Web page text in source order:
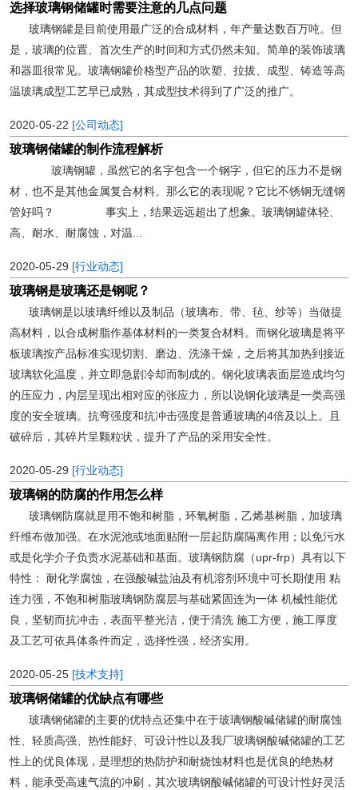
选择玻璃钢储罐时需要注意的几点问题
玻璃钢罐是目前使用最广泛的合成材料，年产量达数百万吨。但
是，玻璃的位置、首次生产的时间和方式仍然未知。简单的装饰玻璃
和器皿很常见。玻璃钢罐价格型产品的吹塑、拉拔、成型、铸造等高
温玻璃成型工艺早已成熟，其成型技术得到了广泛的推广。
2020-05-22 [公司动态]
玻璃钢储罐的制作流程解析
玻璃钢罐，虽然它的名字包含一个钢字，但它的压力不是钢
材，也不是其他金属复合材料。那么它的表现呢？它比不锈钢无缝钢
管好吗？ 事实上，结果远远超出了想象。玻璃钢罐体轻、
高、耐水、耐腐蚀，对温...
2020-05-29 [行业动态]
玻璃钢是玻璃还是钢呢？
玻璃钢是以玻璃纤维以及制品（玻璃布、带、毡、纱等）当做提
高材料，以合成树脂作基体材料的一类复合材料。而钢化玻璃是将平
板玻璃按产品标准实现切割、磨边、洗涤干燥，之后将其加热到接近
玻璃软化温度，并立即急剧冷却而制成的。钢化玻璃表面层造成均匀
的压应力，内层呈现出相对应的张应力，所以说钢化玻璃是一类高强
度的安全玻璃。抗弯强度和抗冲击强度是普通玻璃的4倍及以上。且
破碎后，其碎片呈颗粒状，提升了产品的采用安全性。
2020-05-29 [行业动态]
玻璃钢的防腐的作用怎么样
玻璃钢防腐就是用不饱和树脂，环氧树脂，乙烯基树脂，加玻璃
纤维布做加强。在水泥池或地面贴附一层起防腐隔离作用；以免污水
或是化学介子负责水泥基础和基面。玻璃钢防腐（upr-frp）具有以下
特性： 耐化学腐蚀，在强酸碱盐油及有机溶剂环境中可长期使用 粘
连力强，不饱和树脂玻璃钢防腐层与基础紧固连为一体 机械性能优
良，坚韧而抗冲击，表面平整光洁，便于清洗 施工方便，施工厚度
及工艺可依具体条件而定，选择性强，经济实用。
2020-05-25 [技术支持]
玻璃钢储罐的优缺点有哪些
玻璃钢储罐的主要的优特点还集中在于玻璃钢酸碱储罐的耐腐蚀
性、轻质高强、热性能好、可设计性以及我厂玻璃钢酸碱储罐的工艺
性上的优良体现，是理想的热防护和耐烧蚀材料也是优良的绝热材
料，能承受高速气流的冲刷，其次玻璃钢酸碱储罐的可设计性好灵活